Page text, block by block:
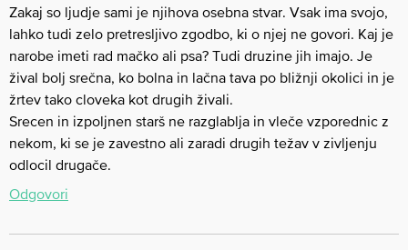
Zakaj so ljudje sami je njihova osebna stvar. Vsak ima svojo,
lahko tudi zelo pretresljivo zgodbo, ki o njej ne govori. Kaj je
narobe imeti rad mačko ali psa? Tudi druzine jih imajo. Je
žival bolj srečna, ko bolna in lačna tava po bližnji okolici in je
žrtev tako cloveka kot drugih živali.
Srecen in izpoljnen starš ne razglablja in vleče vzporednic z
nekom, ki se je zavestno ali zaradi drugih težav v zivljenju
odlocil drugače.
Odgovori